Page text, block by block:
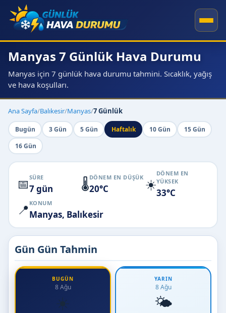
Manyas 7 Günlük Hava Durumu
Manyas için 7 günlük hava durumu tahmini. Sıcaklık, yağış
ve hava koşulları.
Ana Sayfa/Balıkesir/Manyas/7 Günlük
Bugün 3 Gün 5 Gün Haftalık 10 Gün
15 Gün
16 Gün
📅 SÜRE
7 gün 🌡️DÖNEM EN DÜŞÜK
20°C ☀️
DÖNEM EN
YÜKSEK
33°C
📍 KONUM
Manyas, Balıkesir
Gün Gün Tahmin
BUGÜN
8 Ağu
☀️
YARIN
8 Ağu
🌤️